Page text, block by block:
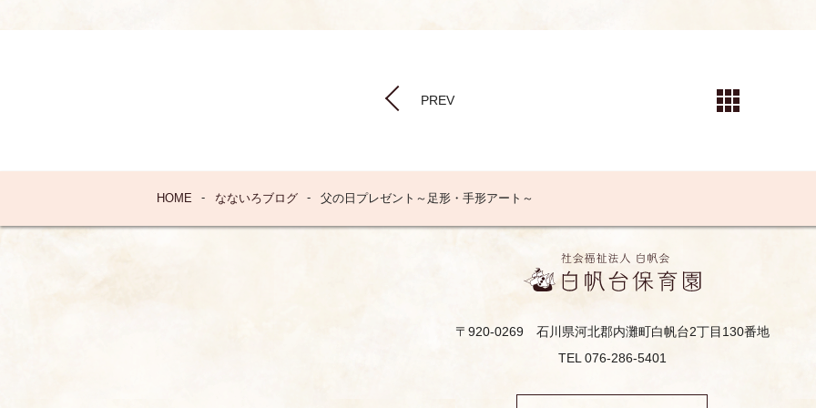
PREV
HOME なないろブログ 父の日プレゼント～足形・手形アート～
〒920-0269
石川県河北郡内灘町白帆台2丁目130番地
TEL 076-286-5401